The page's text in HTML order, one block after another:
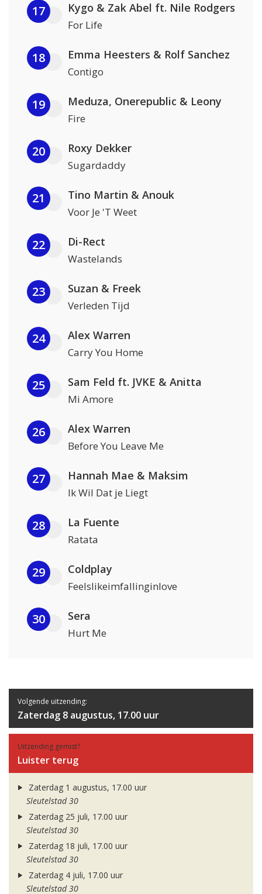
17 Kygo & Zak Abel ft. Nile Rodgers
For Life
18 Emma Heesters & Rolf Sanchez
Contigo
19 Meduza, Onerepublic & Leony
Fire
20 Roxy Dekker
Sugardaddy
21 Tino Martin & Anouk
Voor Je 'T Weet
22 Di-Rect
Wastelands
23 Suzan & Freek
Verleden Tijd
24 Alex Warren
Carry You Home
25 Sam Feld ft. JVKE & Anitta
Mi Amore
26 Alex Warren
Before You Leave Me
27 Hannah Mae & Maksim
Ik Wil Dat je Liegt
28 La Fuente
Ratata
29 Coldplay
Feelslikeimfallinginlove
30 Sera
Hurt Me
Volgende uitzending:
Zaterdag 8 augustus, 17.00 uur
Uitzending gemist?
Luister terug
Zaterdag 1 augustus, 17.00 uur
Sleutelstad 30
Zaterdag 25 juli, 17.00 uur
Sleutelstad 30
Zaterdag 18 juli, 17.00 uur
Sleutelstad 30
Zaterdag 4 juli, 17.00 uur
Sleutelstad 30